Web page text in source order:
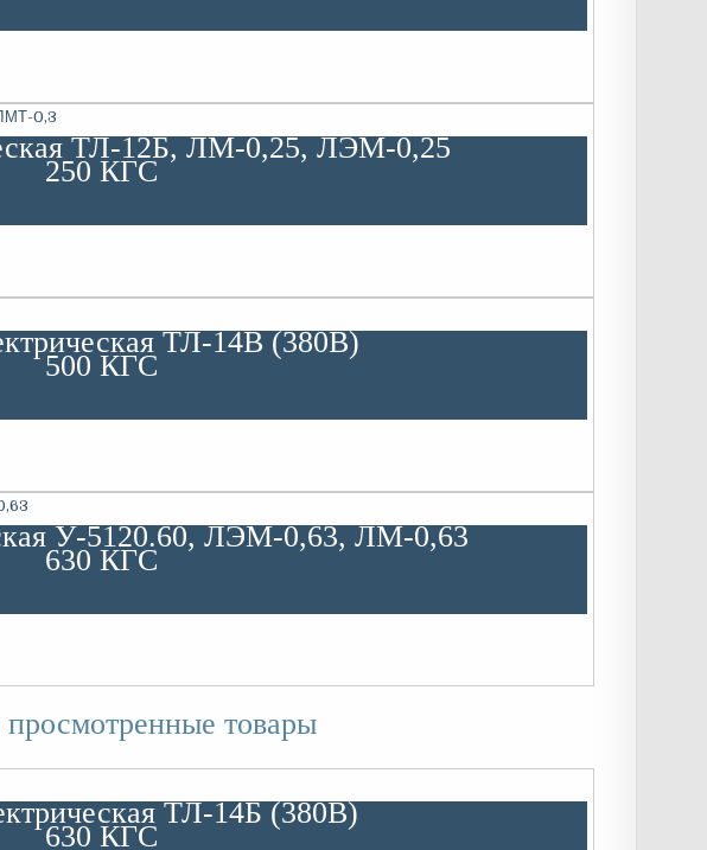
ТЛ-12Б, ЛМ-0,25, ЛЭМ-0,25
250 КГС
ТЛ-14В (380В)
500 КГС
У-5120.60, ЛЭМ-0,63, ЛМ-0,63
630 КГС
товары
ТЛ-14Б (380В)
630 КГС